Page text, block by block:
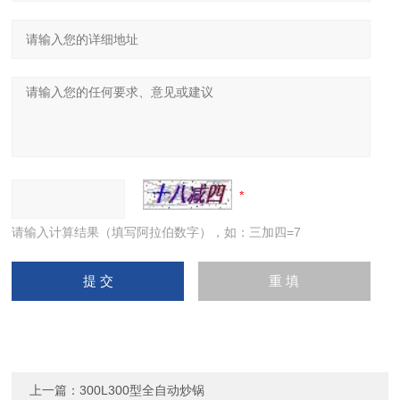
请输入计算结果（填写阿拉伯数字），如：三加四=7
上一篇：300L300型全自动炒锅